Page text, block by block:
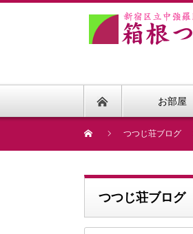
お部屋
つつじ荘ブログ
つつじ荘ブログ